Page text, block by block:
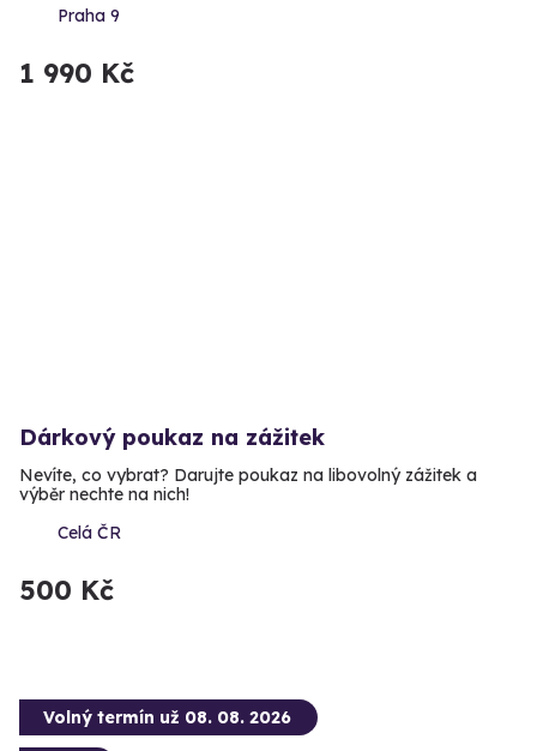
Praha 9
1 990 Kč
Dárkový poukaz na zážitek
Nevíte, co vybrat? Darujte poukaz na libovolný zážitek a
výběr nechte na nich!
Celá ČR
500 Kč
Volný termín už 08. 08. 2026